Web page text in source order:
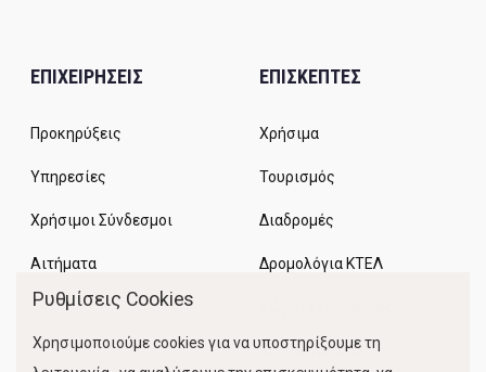
ΕΠΙΧΕΙΡΗΣΕΙΣ
Προκηρύξεις
Υπηρεσίες
Χρήσιμοι Σύνδεσμοι
Αιτήματα
ΕΠΙΣΚΕΠΤΕΣ
Χρήσιμα
Τουρισμός
Διαδρομές
Δρομολόγια ΚΤΕΛ
Κίνηση Λιμένος
Ρυθμίσεις Cookies
Χρησιμοποιούμε cookies για να υποστηρίξουμε τη